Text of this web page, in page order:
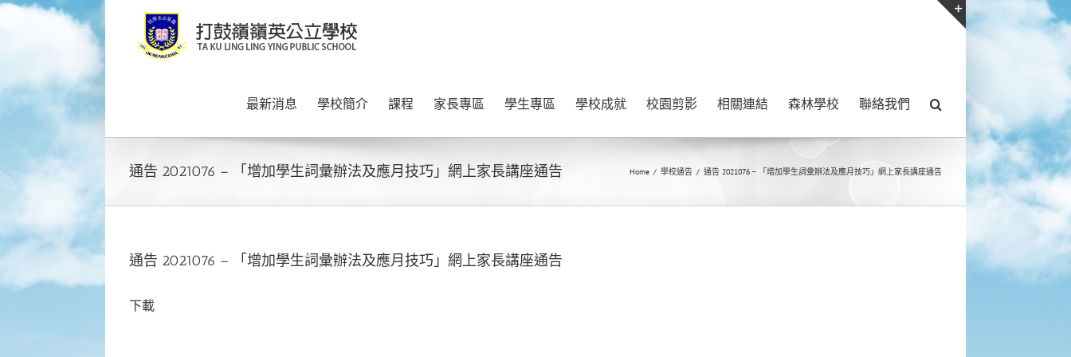
Skip
最新消息 學校簡介 課程 家長專區 學生專區 學校成就 校園剪影 相關連結 森林學校 聯絡我們
通告 2021076 – 「增加學生詞彙辦法及應月技巧」網上家長講座通告 Home / 學校通告 / 通告 2021076 – 「增加學生詞彙辦法及應月技巧」網上家長講座通告
通告 2021076 – 「增加學生詞彙辦法及應月技巧」網上家長講座通告
下載
Toggle
Area